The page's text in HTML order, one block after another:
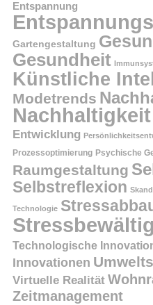
Entspannung
Gartengestaltung
Gesundheit
Künstliche
Modetrends
Nachhaltigkeit
Entwicklung
Prozessoptimierung Psychische
Raumgestaltung
Selbstreflexion
Technologie
Technologische
Innovationen
Virtuelle Realität
Zeitmanagement